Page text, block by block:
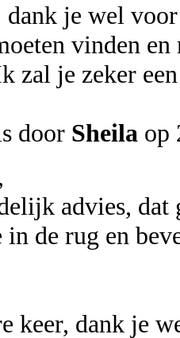
dank je wel
vinden
zal je zeker
door Sheila op
advies, dat
in de rug en
keer, dank je